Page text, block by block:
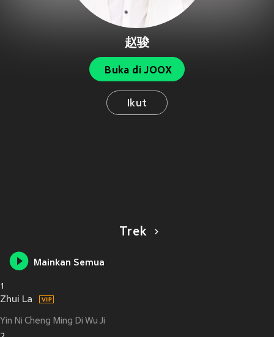
赵骏
Buka di JOOX
Ikut
Trek
Mainkan Semua
1
Zhui La
Yin Ni Cheng Ming Di Wu Ji